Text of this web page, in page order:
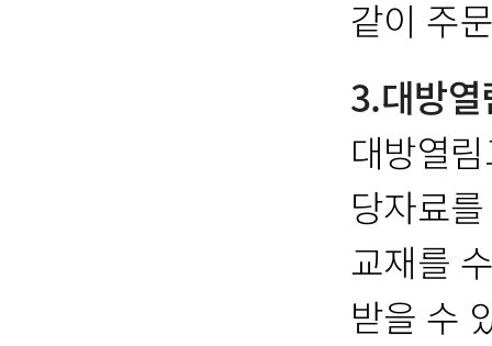
같이 주
3.대방
대방열
당자료
교재를
받을 수